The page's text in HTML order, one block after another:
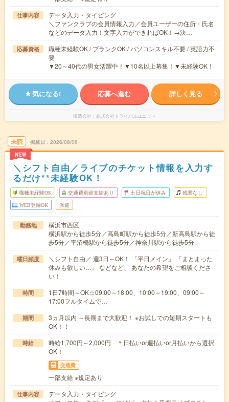
仕事内容
データ入力・タイピング
＼ファンクラブの会員情報入力／会員ユーザーの住所・氏名
などのデータ入力！文字入力ができればOK！→決…
応募資格
職種未経験OK / ブランクOK / パソコンスキル不要 / 英語力不
要
▼20～40代の男女活躍中！▼10名以上募集！▼未経験OK！
気になる! 応募へ進む 詳しく見る
派遣会社 株式会社トライバルユニット
未読
NEW
掲載日 2026/08/06
＼シフト自由／ライブのチケット情報を入力す
るだけ**未経験OK！
職種未経験OK 交通費別途支給あり 土日祝日が休み 残業なし
WEB登録OK 派遣
勤務地
横浜市西区
横浜駅から徒歩5分／高島町駅から徒歩5分／新高島駅から徒
歩5分／平沼橋駅から徒歩5分／神奈川駅から徒歩5分
曜日頻度
＼シフト自由／ 週3日～OK！ 「平日メイン」 「まとまった
休みも欲しい…」 などなど、 あなたの希望をご相談くださ
い！
時間
1日7時間～OK☆09:00～18:00、10:00～19:00、09:00～
17:00フルタイムで…
期間
3ヵ月以内 ～長期まで大歓迎！ ※お試しでの短期スタートも
OK！！
時給
時給1,700円～2,000円 ＊日払いor週払いor月払いから選択
OK！
交通費
一部支給 ※規定あり
仕事内容
データ入力・タイピング